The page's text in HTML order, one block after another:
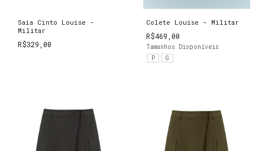
Saia Cinto Louise -
Militar
R$329,00
Colete Louise - Militar
R$469,00
Tamanhos Disponíveis
P
G